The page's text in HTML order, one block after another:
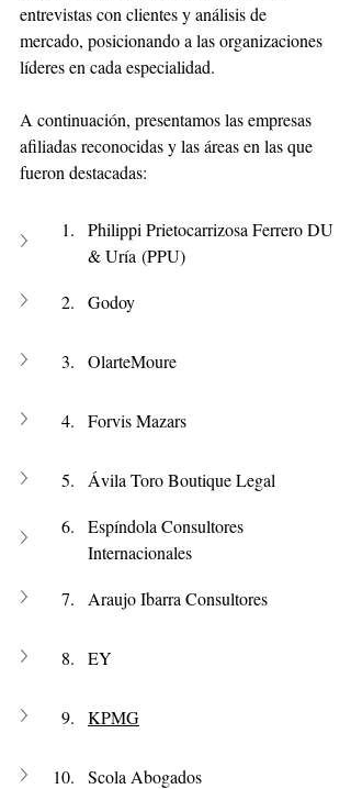
entrevistas con clientes y análisis de
mercado, posicionando a las organizaciones
líderes en cada especialidad.
A continuación, presentamos las empresas
afiliadas reconocidas y las áreas en las que
fueron destacadas:
Philippi Prietocarrizosa Ferrero DU
& Uría (PPU)
Godoy
OlarteMoure
Forvis Mazars
Ávila Toro Boutique Legal
Espíndola Consultores
Internacionales
Araujo Ibarra Consultores
EY
KPMG
Scola Abogados